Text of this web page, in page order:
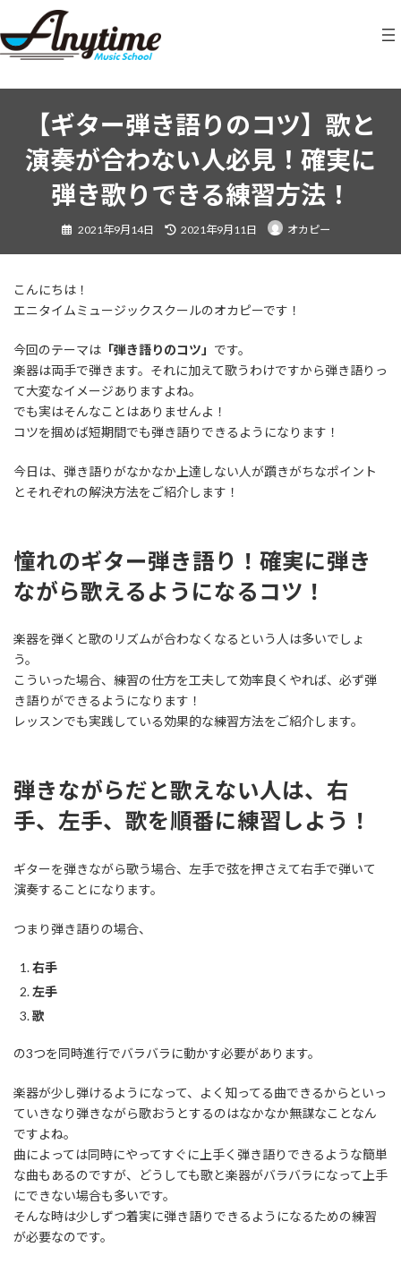
テ
ン
ゲ
ー
【ギター弾き語りのコツ】歌と
演奏が合わない人必見！確実に
弾き歌りできる練習方法！
2021年9月14日
終
新
2021年9月11日 オカピー
こんにちは！
エニタイムミュージックスクールのオカピーです！
今回のテーマは 「弾き語りのコツ」 です。
楽器は両手で弾きます。それに加えて歌うわけですから弾き語りっ
て大変なイメージありますよね。
でも実はそんなことはありませんよ！
コツを掴めば短期間でも弾き語りできるようになります！
今日は、弾き語りがなかなか上達しない人が躓きがちなポイント
とそれぞれの解決方法をご紹介します！
憧れのギター弾き語り！確実に弾き
ながら歌えるようになるコツ！
楽器を弾くと歌のリズムが合わなくなるという人は多いでしょ
う。
こういった場合、練習の仕方を工夫して効率良くやれば、必ず弾
き語りができるようになります！
レッスンでも実践している効果的な練習方法をご紹介します。
弾きながらだと歌えない人は、右
手、左手、歌を順番に練習しよう！
ギターを弾きながら歌う場合、左手で弦を押さえて右手で弾いて
演奏することになります。
つまり弾き語りの場合、
右手
左手
歌
の3つを同時進行でバラバラに動かす必要があります。
楽器が少し弾けるようになって、よく知ってる曲できるからといっ
ていきなり弾きながら歌おうとするのはなかなか無謀なことなん
ですよね。
曲によっては同時にやってすぐに上手く弾き語りできるような簡単
な曲もあるのですが、どうしても歌と楽器がバラバラになって上手
にできない場合も多いです。
そんな時は少しずつ着実に弾き語りできるようになるための練習
が必要なのです。